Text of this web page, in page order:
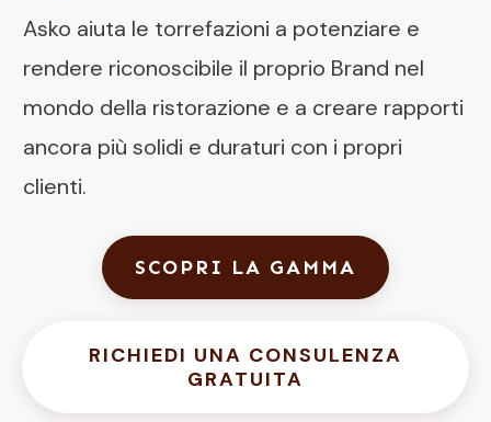
Asko aiuta le torrefazioni a potenziare e
rendere riconoscibile il proprio Brand nel
mondo della ristorazione e a creare rapporti
ancora più solidi e duraturi con i propri
clienti.
SCOPRI LA GAMMA
RICHIEDI UNA CONSULENZA
GRATUITA